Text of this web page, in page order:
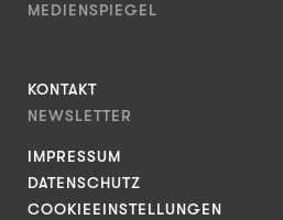
MEDIENSPIEGEL
KONTAKT
NEWSLETTER
IMPRESSUM
DATENSCHUTZ
COOKIEEINSTELLUNGEN